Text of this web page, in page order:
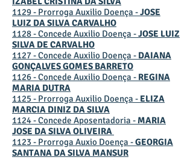
1129 - Prorroga Auxilio Doença -JOSE
LUIZ DA SILVA CARVALHO
1128 - Concede Auxilio Doença -JOSE LUIZ
SILVA DE CARVALHO
1127 - Concede Auxilio Doença - DAIANA
GONÇALVES GOMES BARRETO
1126 - Concede Auxilio Doença - REGINA
MARIA DUTRA
1125 - Prorroga Auxilio Doença - ELIZA
MARCIA DINIZ DA SILVA
1124 - Concede Aposentadoria -MARIA
JOSE DA SILVA OLIVEIRA
1123 - Prorroga Auxio Doença -GEORGIA
SANTANA DA SILVA MANSUR​